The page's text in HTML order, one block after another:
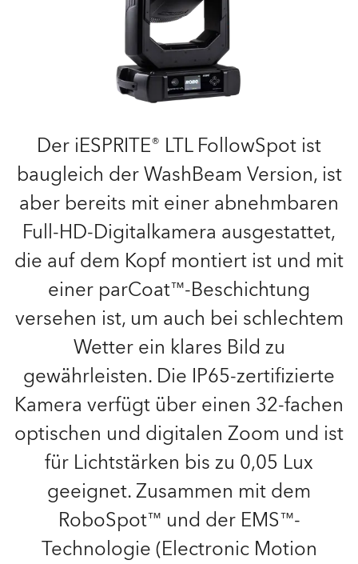
Der iESPRITE® LTL FollowSpot ist
baugleich der WashBeam Version, ist
aber bereits mit einer abnehmbaren
Full-HD-Digitalkamera ausgestattet,
die auf dem Kopf montiert ist und mit
einer parCoat™-Beschichtung
versehen ist, um auch bei schlechtem
Wetter ein klares Bild zu
gewährleisten. Die IP65-zertifizierte
Kamera verfügt über einen 32-fachen
optischen und digitalen Zoom und ist
für Lichtstärken bis zu 0,05 Lux
geeignet. Zusammen mit dem
RoboSpot™ und der EMS™-
Technologie (Electronic Motion